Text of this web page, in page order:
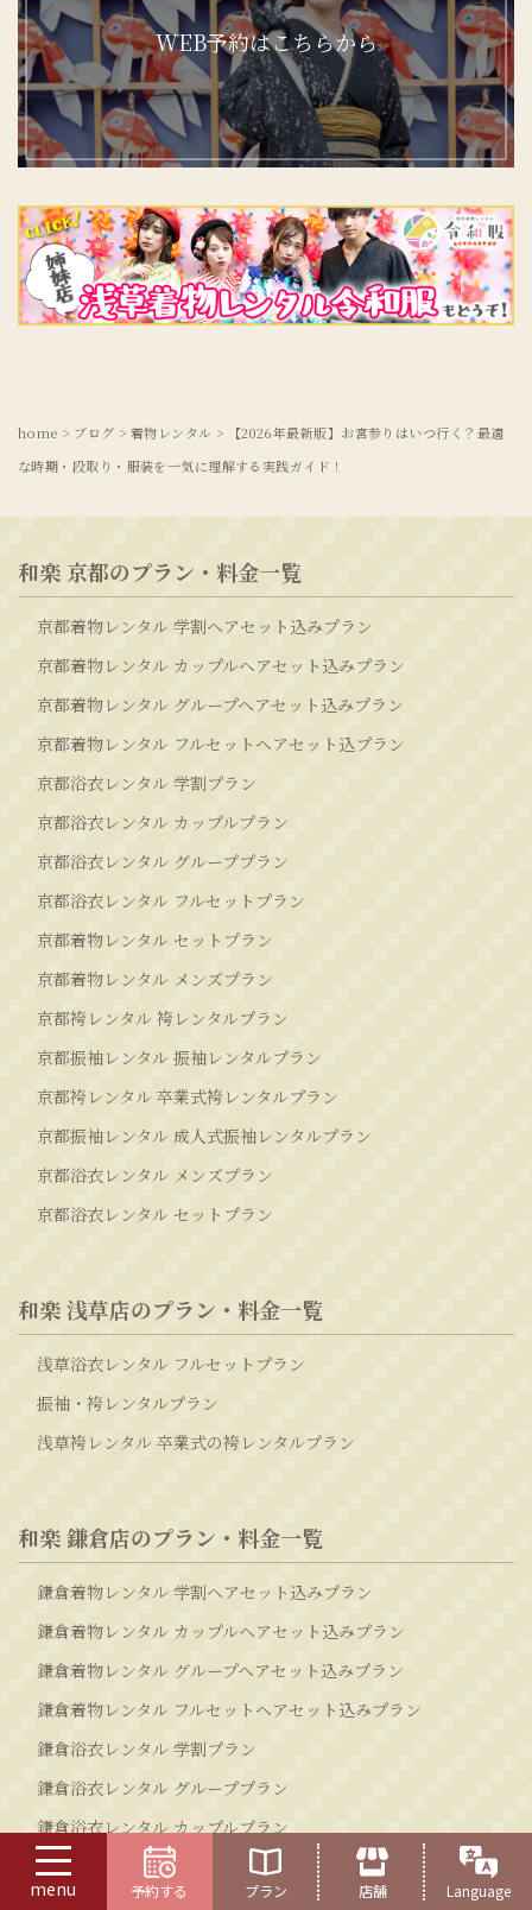
menu 予約する プラン 店舗 Language
WEB予約はこちらから
home > ブログ > 着物レンタル >
【2026年最新版】お宮参りはいつ行く？最適
な時期・段取り・服装を一気に理解する実践ガイド！
和楽 京都のプラン・料金一覧
京都着物レンタル 学割ヘアセット込みプラン
京都着物レンタル カップルヘアセット込みプラン
京都着物レンタル グループヘアセット込みプラン
京都着物レンタル フルセットヘアセット込プラン
京都浴衣レンタル 学割プラン
京都浴衣レンタル カップルプラン
京都浴衣レンタル グループプラン
京都浴衣レンタル フルセットプラン
京都着物レンタル セットプラン
京都着物レンタル メンズプラン
京都袴レンタル 袴レンタルプラン
京都振袖レンタル 振袖レンタルプラン
京都袴レンタル 卒業式袴レンタルプラン
京都振袖レンタル 成人式振袖レンタルプラン
京都浴衣レンタル メンズプラン
京都浴衣レンタル セットプラン
和楽 浅草店のプラン・料金一覧
浅草浴衣レンタル フルセットプラン
振袖・袴レンタルプラン
浅草袴レンタル 卒業式の袴レンタルプラン
和楽 鎌倉店のプラン・料金一覧
鎌倉着物レンタル 学割ヘアセット込みプラン
鎌倉着物レンタル カップルヘアセット込みプラン
鎌倉着物レンタル グループヘアセット込みプラン
鎌倉着物レンタル フルセットヘアセット込みプラン
鎌倉浴衣レンタル 学割プラン
鎌倉浴衣レンタル グループプラン
鎌倉浴衣レンタル カップルプラン
鎌倉浴衣レンタル フルセットプラン